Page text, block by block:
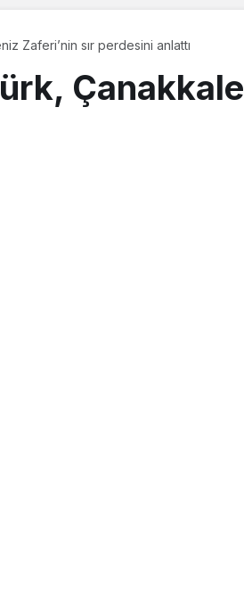
Zaferi’nin sır perdesini anlattı